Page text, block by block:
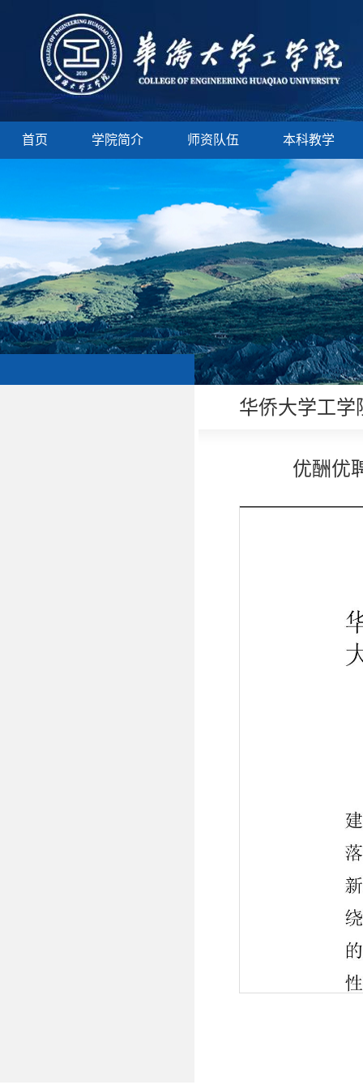
首页 学院简介 师资队伍 本科教学
华侨大学工学
优酬优